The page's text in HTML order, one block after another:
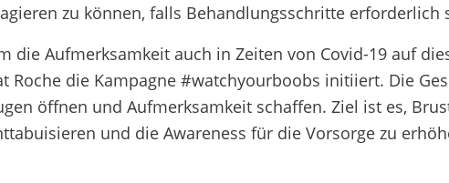
zu können, falls Behandlungsschritte erforderlich
die Aufmerksamkeit auch in Zeiten von Covid-19 auf
Roche die Kampagne #watchyourboobs initiiert. Die
öffnen und Aufmerksamkeit schaffen. Ziel ist es,
und die Awareness für die Vorsorge zu